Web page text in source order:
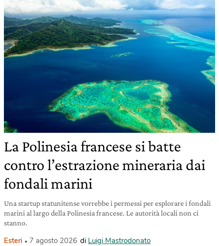
La Polinesia francese si batte
contro l’estrazione mineraria dai
fondali marini
Una startup statunitense vorrebbe i permessi per esplorare i fondali
marini al largo della Polinesia francese. Le autorità locali non ci
stanno.
Esteri 7 agosto 2026 di Luigi Mastrodonato